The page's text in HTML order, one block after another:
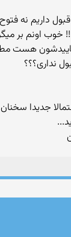
اونم بر
هست
نداری؟؟؟
جدیدا